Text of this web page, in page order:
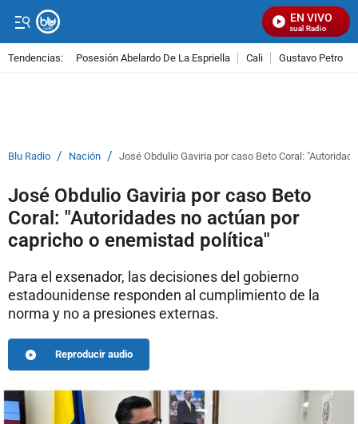
EN VIVO
Señal Visual Radio
Tendencias: Posesión Abelardo De La Espriella Cali Gustavo Petro
Blu Radio / Nación / José Obdulio Gaviria por caso Beto Coral:
José Obdulio Gaviria por caso Beto
Coral: "Autoridades no actúan por
capricho o enemistad política"
Para el exsenador, las decisiones del gobierno
estadounidense responden al cumplimiento de la
norma y no a presiones externas.
Reproducir audio